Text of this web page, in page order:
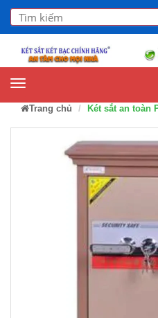
Trang chủ Két sắt an toàn